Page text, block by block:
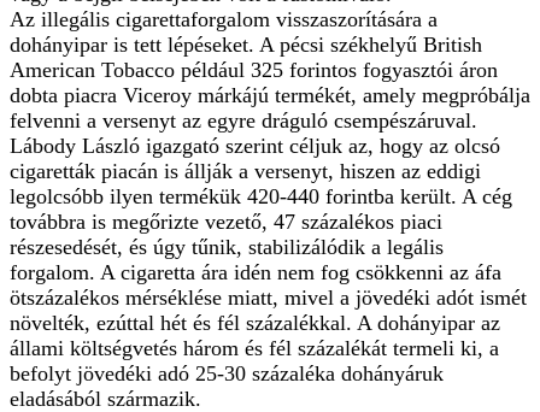
Az illegális cigarettaforgalom visszaszorítására a
dohányipar is tett lépéseket. A pécsi székhelyű British
American Tobacco például 325 forintos fogyasztói áron
dobta piacra Viceroy márkájú termékét, amely megpróbálja
felvenni a versenyt az egyre dráguló csempészáruval.
Lábody László igazgató szerint céljuk az, hogy az olcsó
cigaretták piacán is állják a versenyt, hiszen az eddigi
legolcsóbb ilyen termékük 420-440 forintba került. A cég
továbbra is megőrizte vezető, 47 százalékos piaci
részesedését, és úgy tűnik, stabilizálódik a legális
forgalom. A cigaretta ára idén nem fog csökkenni az áfa
ötszázalékos mérséklése miatt, mivel a jövedéki adót ismét
növelték, ezúttal hét és fél százalékkal. A dohányipar az
állami költségvetés három és fél százalékát termeli ki, a
befolyt jövedéki adó 25-30 százaléka dohányáruk
eladásából származik.